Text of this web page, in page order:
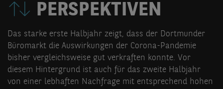
PERSPEKTIVEN
Das starke erste Halbjahr zeigt, dass der Dortmunder
Büromarkt die Auswirkungen der Corona-Pandemie
bisher vergleichsweise gut verkraften konnte. Vor
diesem Hintergrund ist auch für das zweite Halbjahr
von einer lebhaften Nachfrage mit entsprechend hohen